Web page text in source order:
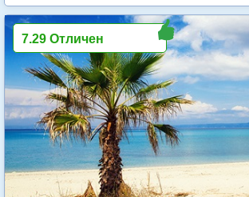
7.29 Отличен